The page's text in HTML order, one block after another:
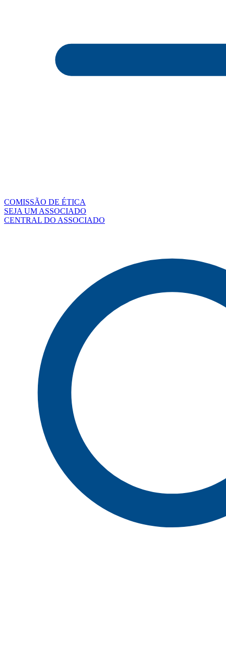
COMISSÃO DE ÉTICA
SEJA UM ASSOCIADO
CENTRAL DO ASSOCIADO